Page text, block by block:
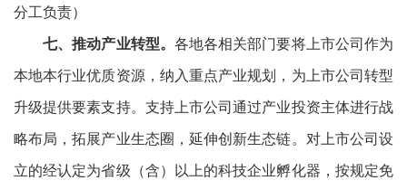
分工负责）
七、推动产业转型。 各地各相关部门要将上市公司作为
本地本行业优质资源，纳入重点产业规划，为上市公司转型
升级提供要素支持。支持上市公司通过产业投资主体进行战
略布局，拓展产业生态圈，延伸创新生态链。对上市公司设
立的经认定为省级（含）以上的科技企业孵化器，按规定免